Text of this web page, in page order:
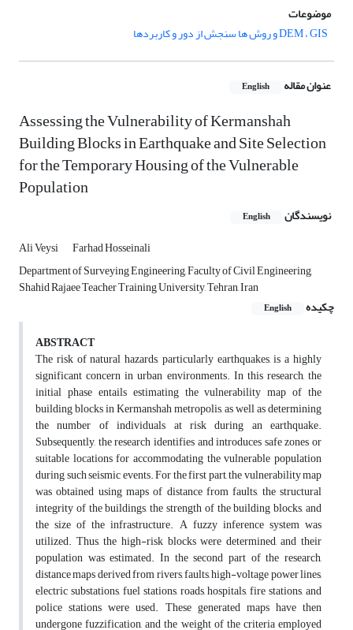
موضوعات
DEM ، GIS و روش ها سنجش از دور و کاربردها
عنوان مقاله English
Assessing the Vulnerability of Kermanshah
Building Blocks in Earthquake and Site Selection
for the Temporary Housing of the Vulnerable
Population
نویسندگان English
Ali Veysi
Farhad Hosseinali
Department of Surveying Engineering, Faculty of Civil Engineering,
Shahid Rajaee Teacher Training University, Tehran, Iran
چکیده
English
ABSTRACT
The risk of natural hazards, particularly earthquakes, is a highly
significant concern in urban environments. In this research, the
initial phase entails estimating the vulnerability map of the
building blocks in Kermanshah metropolis, as well as determining
the number of individuals at risk during an earthquake.
Subsequently, the research identifies and introduces safe zones or
suitable locations for accommodating the vulnerable population
during such seismic events. For the first part, the vulnerability map
was obtained using maps of distance from faults, the structural
integrity of the buildings, the strength of the building blocks, and
the size of the infrastructure. A fuzzy inference system was
utilized. Thus, the high-risk blocks were determined, and their
population was estimated. In the second part of the research,
distance maps derived from rivers, faults, high-voltage power lines,
electric substations, fuel stations, roads, hospitals, fire stations, and
police stations were used. These generated maps have then
undergone fuzzification, and the weight of the criteria employed